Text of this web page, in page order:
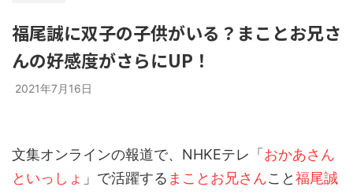
福尾誠に双子の子供がいる？まことお兄さ
んの好感度がさらにUP！
2021年7月16日
文集オンラインの報道で、NHKEテレ「 おかあさん
といっしょ 」で活躍する まことお兄さんこと福尾誠